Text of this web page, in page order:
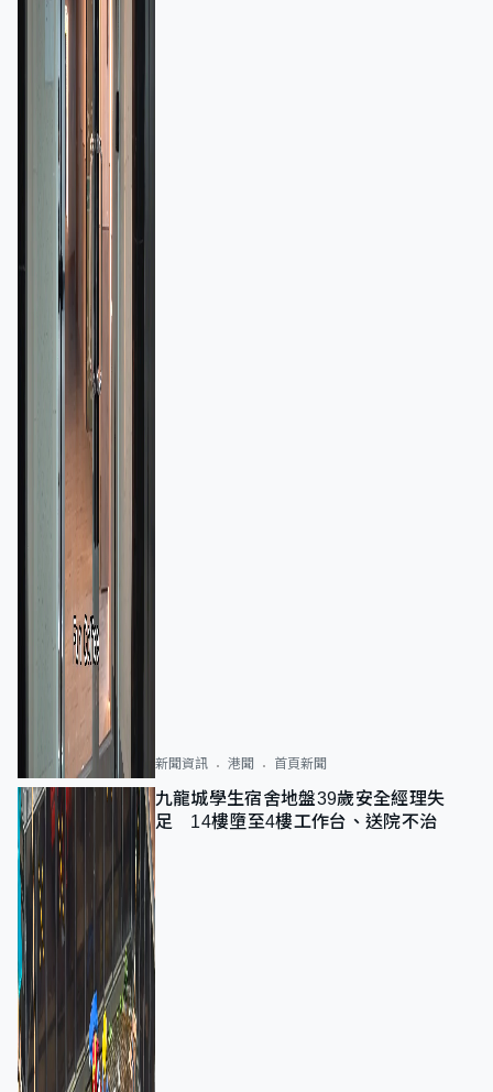
新聞資訊 港聞 首頁新聞
九龍城學生宿舍地盤39歲安全經理失
足 14樓墮至4樓工作台、送院不治